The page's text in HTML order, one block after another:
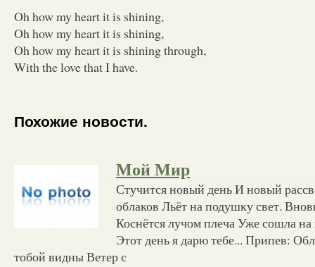
Oh how my heart it is shining,
Oh how my heart it is shining,
Oh how my heart it is shining through,
With the love that I have.
Похожие новости.
Мой Мир
Стучится новый день И новый
облаков Льёт на подушку свет.
Коснётся лучом плеча Уже сошла
Этот день я дарю тебе... Припев:
тобой видны Ветер с